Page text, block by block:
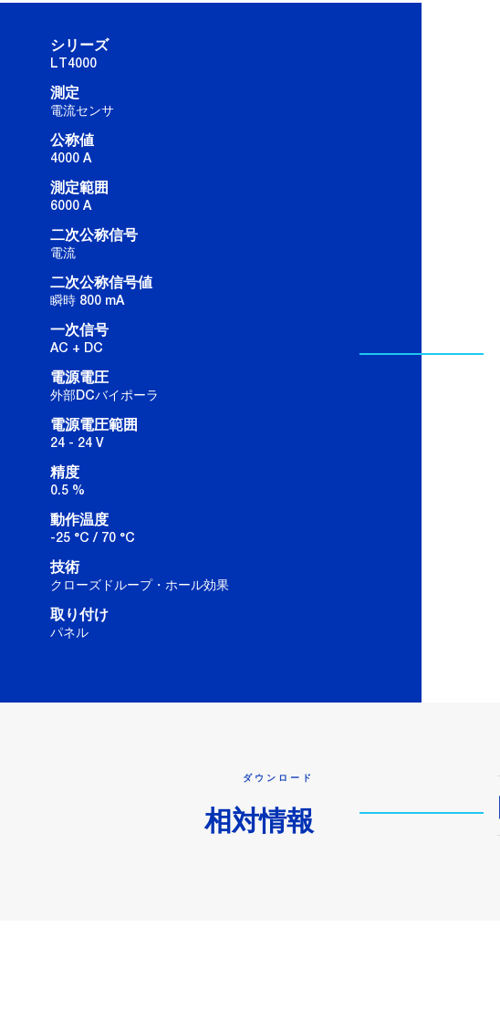
シリーズ
LT4000
測定
電流センサ
公称値
4000 A
測定範囲
6000 A
二次公称信号
電流
二次公称信号値
瞬時 800 mA
一次信号
AC + DC
電源電圧
外部DCバイポーラ
電源電圧範囲
24 - 24 V
精度
0.5 %
動作温度
-25 °C / 70 °C
技術
クローズドループ・ホール効果
取り付け
パネル
ダウンロード
相対情報